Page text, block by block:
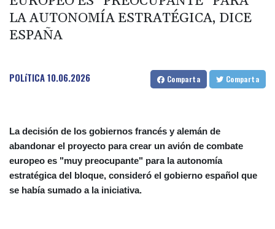
El doloroso baile de cifras de desaparecidos en los sismos en
Venezuela
LA AUTONOMÍA ESTRATÉGICA, DICE
ESPAÑA
POLíTICA10.06.2026 Comparta Comparta
La decisión de los gobiernos francés y alemán de
abandonar el proyecto para crear un avión de combate
europeo es "muy preocupante" para la autonomía
estratégica del bloque, consideró el gobierno español que
se había sumado a la iniciativa.